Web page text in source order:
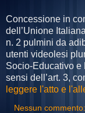
Concessione in
dell’Unione
n. 2 pulmini da
utenti videolesi
Socio-Educativo e
sensi dell’art. 3,
leggere l'atto e
Nessun commento: